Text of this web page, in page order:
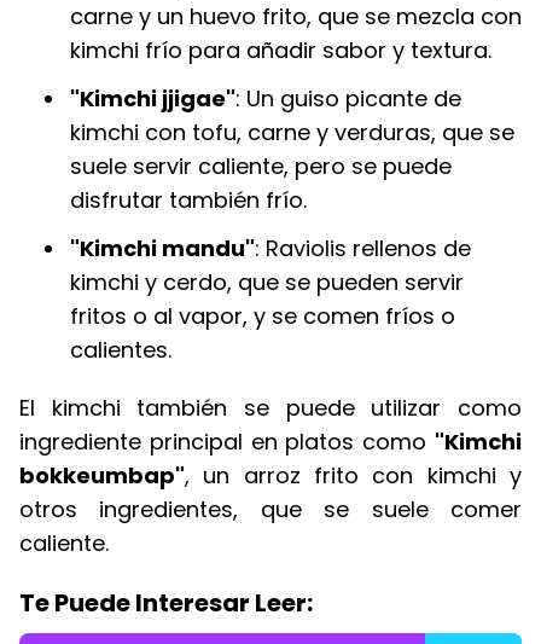
carne y un huevo frito, que se mezcla con
kimchi frío para añadir sabor y textura.
"Kimchi jjigae": Un guiso picante de
kimchi con tofu, carne y verduras, que se
suele servir caliente, pero se puede
disfrutar también frío.
"Kimchi mandu": Raviolis rellenos de
kimchi y cerdo, que se pueden servir
fritos o al vapor, y se comen fríos o
calientes.
El kimchi también se puede utilizar como
ingrediente principal en platos como "Kimchi
bokkeumbap", un arroz frito con kimchi y
otros ingredientes, que se suele comer
caliente.
Te Puede Interesar Leer: